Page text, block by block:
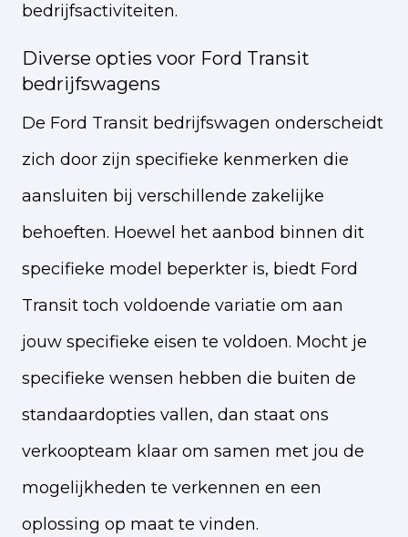
bedrijfsactiviteiten.
Diverse opties voor Ford Transit
bedrijfswagens
De Ford Transit bedrijfswagen onderscheidt
zich door zijn specifieke kenmerken die
aansluiten bij verschillende zakelijke
behoeften. Hoewel het aanbod binnen dit
specifieke model beperkter is, biedt Ford
Transit toch voldoende variatie om aan
jouw specifieke eisen te voldoen. Mocht je
specifieke wensen hebben die buiten de
standaardopties vallen, dan staat ons
verkoopteam klaar om samen met jou de
mogelijkheden te verkennen en een
oplossing op maat te vinden.